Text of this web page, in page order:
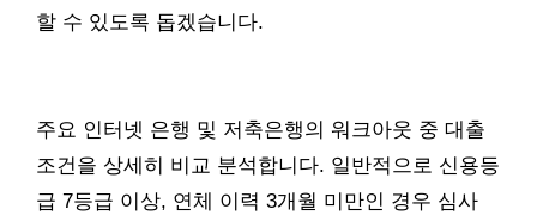
할 수 있도록 돕겠습니다.
주요 인터넷 은행 및 저축은행의 워크아웃 중 대출
조건을 상세히 비교 분석합니다. 일반적으로 신용등
급 7등급 이상, 연체 이력 3개월 미만인 경우 심사